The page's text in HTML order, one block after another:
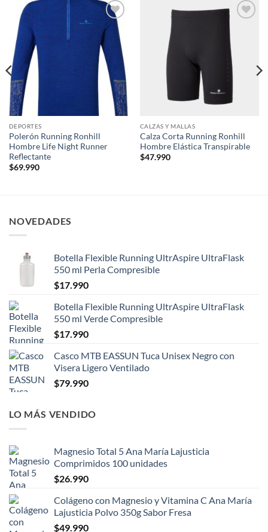
Add to
wishlist
DEPORTES
Polerón Running Ronhill
Hombre Life Night Runner
Reflectante
$69.990
wishlist
CALZAS Y MALLAS
Calza Corta Running Ronhill
Hombre Elástica Transpirable
$47.990
NOVEDADES
Botella Flexible Running UltrAspire UltraFlask
550 ml Perla Compresible
$17.990
Botella Flexible Running UltrAspire UltraFlask
550 ml Verde Compresible
$17.990
Casco MTB EASSUN Tuca Unisex Negro con
Visera Ligero Ventilado
$79.990
LO MÁS VENDIDO
Magnesio Total 5 Ana María Lajusticia
Comprimidos 100 unidades
$26.990
Colágeno con Magnesio y Vitamina C Ana María
Lajusticia Polvo 350g Sabor Fresa
$49.990